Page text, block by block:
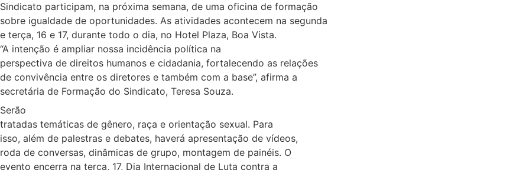
Sindicato participam, na próxima semana, de uma oficina de formação
sobre igualdade de oportunidades. As atividades acontecem na segunda
e terça, 16 e 17, durante todo o dia, no Hotel Plaza, Boa Vista.
“A intenção é ampliar nossa incidência política na
perspectiva de direitos humanos e cidadania, fortalecendo as relações
de convivência entre os diretores e também com a base”, afirma a
secretária de Formação do Sindicato, Teresa Souza.
Serão
tratadas temáticas de gênero, raça e orientação sexual. Para
isso, além de palestras e debates, haverá apresentação de vídeos,
roda de conversas, dinâmicas de grupo, montagem de painéis. O
evento encerra na terça, 17, Dia Internacional de Luta contra a